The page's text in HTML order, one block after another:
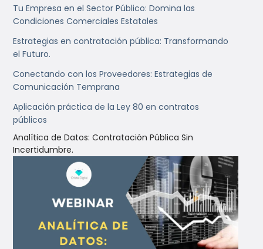
Tu Empresa en el Sector Público: Domina las
Condiciones Comerciales Estatales
Estrategias en contratación pública: Transformando
el Futuro.
Conectando con los Proveedores: Estrategias de
Comunicación Temprana
Aplicación práctica de la Ley 80 en contratos
públicos
Analítica de Datos: Contratación Pública Sin
Incertidumbre.